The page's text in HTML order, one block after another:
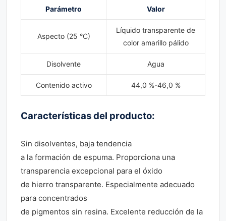
Parámetro Valor
Aspecto (25 °C)
Líquido transparente de
color amarillo pálido
Disolvente Agua
Contenido activo 44,0 %-46,0 %
Características del producto:
Sin disolventes, baja tendencia
a la formación de espuma. Proporciona una
transparencia excepcional para el óxido
de hierro transparente. Especialmente adecuado
para concentrados
de pigmentos sin resina. Excelente reducción de la